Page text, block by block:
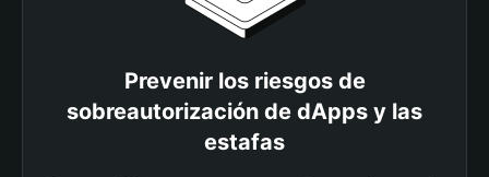
Prevenir los riesgos de
sobreautorización de dApps y las
estafas